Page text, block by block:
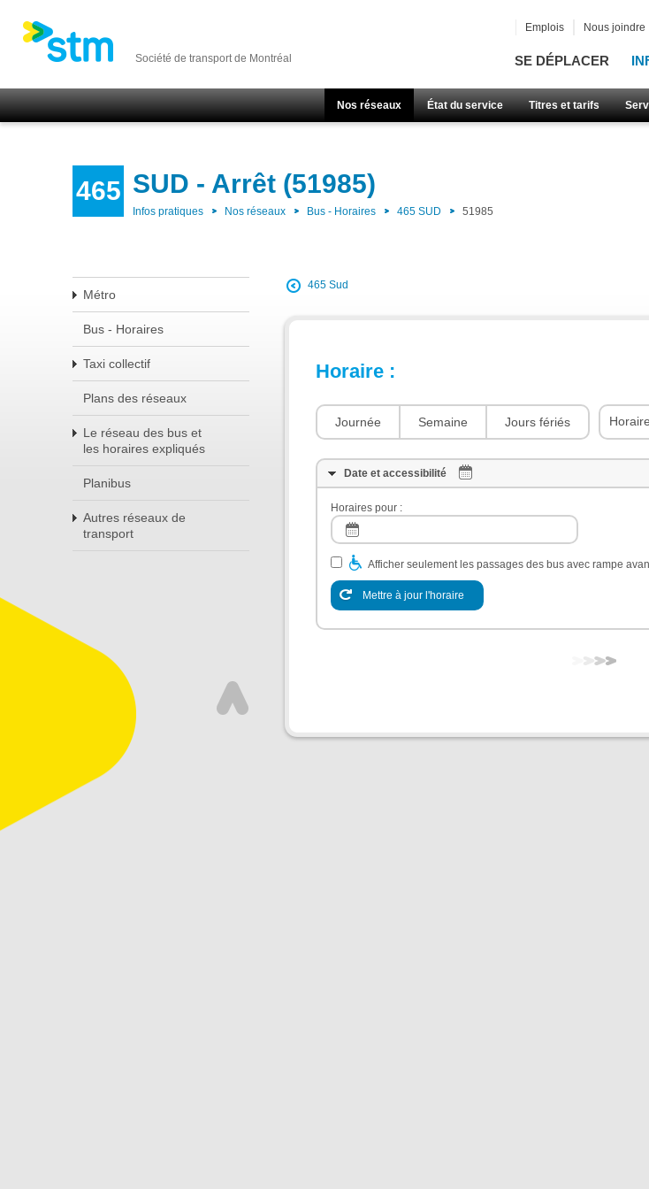
Société de transport de Montréal SE DÉPLACER
Nos réseaux État du service Titres et tarifs
Emplois Nous joindre
465 SUD - Arrêt (51985)
Infos pratiques Nos réseaux Bus - Horaires 465 SUD 51985
Métro
Bus - Horaires
Taxi collectif
Plans des réseaux
Le réseau des bus et
les horaires expliqués
Planibus
Autres réseaux de
transport
465 Sud
Horaire :
Journée Semaine Jours fériés
Date et accessibilité
Horaires pour :
Afficher seulement les passages des bus avec rampe
Mettre à jour l'horaire